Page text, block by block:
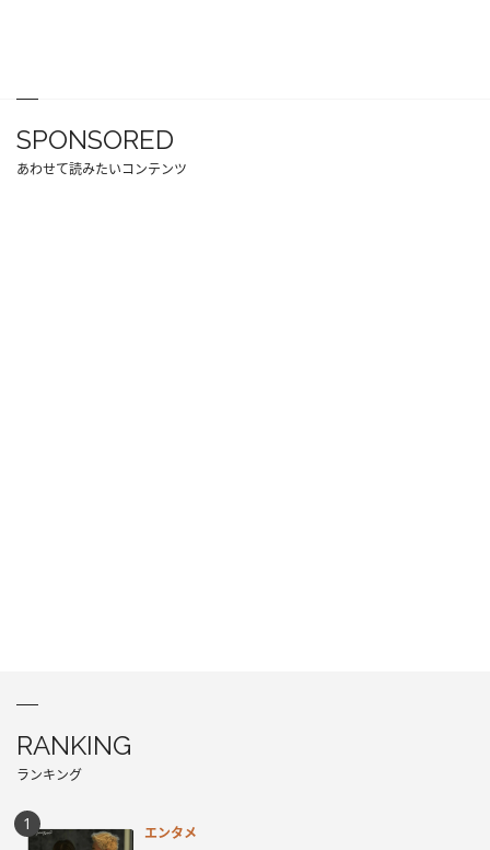
SPONSORED
あわせて読みたいコンテンツ
RANKING
ランキング
エンタメ